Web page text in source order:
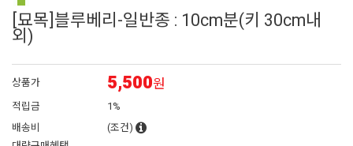
[묘목]블루베리-일반종 : 10cm분(키 30cm내
외)
상품가 5,500원
적립금
1%
배송비
(조건)